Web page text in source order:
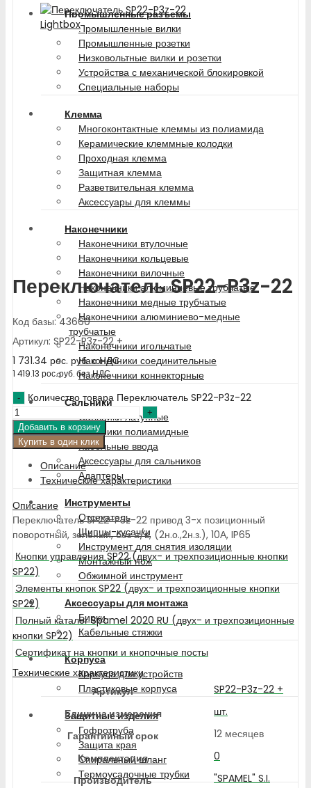
Промышленные разъемы
Промышленные вилки
Промышленные розетки
Низковольтные вилки и розетки
Устройства с механической блокировкой
Специальные наборы
Клемма
Многоконтактные клеммы из полиамида
Керамические клеммные колодки
Проходная клемма
Защитная клемма
Разветвительная клемма
Аксессуары для клеммы
Наконечники
Наконечники втулочные
Наконечники кольцевые
Наконечники вилочные
Наконечники алюминиевые трубчатые
Наконечники медные трубчатые
Наконечники алюминиево-медные
трубчатые
Наконечники игольчатые
Наконечники соединительные
Наконечники коннекторные
Сальники
Сальники латунные
Сальники полиамидные
Кабельные ввода
Аксессуары для сальников
Адаптеры
Инструменты
Отсекатель
Щипцы-кусачки
Инструмент для снятия изоляции
Монтажный нож
Обжимной инструмент
Аксессуары для монтажа
Бирки
Кабельные стяжки
Корпуса
Корпуса для устройств
Пластиковые корпуса
Защитные изделия
Гофротруба
Защита края
Спиральный шланг
Термоусадочные трубки
Lightbox
Переключатель SP22-P3z-22
Код базы: 43660
Артикул: SP22-P3z-22 +
1 731.34 рос. руб.с НДС
1 419.13 рос. руб.без НДС
Количество товара Переключатель SP22-P3z-22
Добавить в корзину
Купить в один клик
Описание
Технические характеристики
Описание
Переключатель SP22-P3z-22 привод 3-х позиционный
поворотный, зелёный, без а/в, (2н.о.,2н.з.), 10А, IP65
Кнопки управления SP22 (двух- и трехпозиционные кнопки
SP22)
Элементы кнопок SP22 (двух- и трехпозиционные кнопки
SP22)
Полный каталог Spamel 2020 RU (двух- и трехпозиционные
кнопки SP22)
Сертификат на кнопки и кнопочные посты
Технические характеристики
Артикул
SP22-P3z-22 +
Единица измерения
шт.
Гарантийный срок
12 месяцев
Комплектация
0
Производитель
"SPAMEL" S.I.